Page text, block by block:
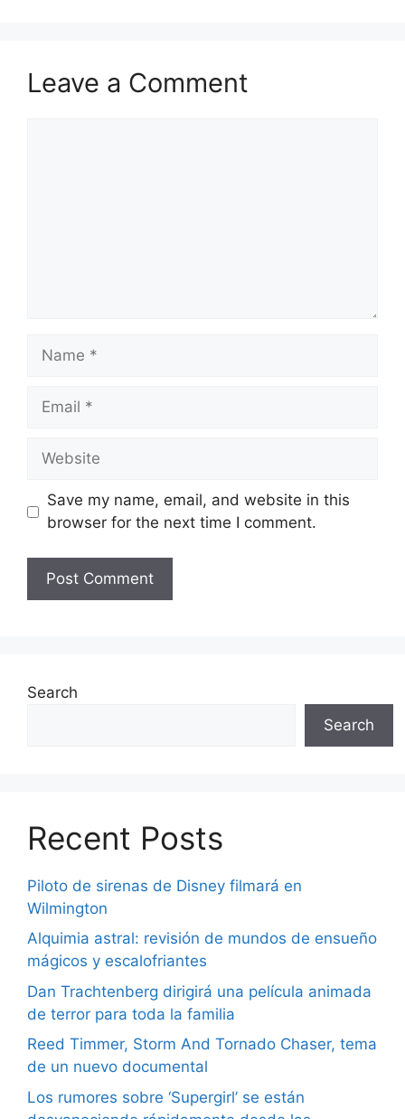
Leave a Comment
Name
Email
Website
Save my name, email, and website in this
browser for the next time I comment.
Search
Search
Recent Posts
Piloto de sirenas de Disney filmará en
Wilmington
Alquimia astral: revisión de mundos de ensueño
mágicos y escalofriantes
Dan Trachtenberg dirigirá una película animada
de terror para toda la familia
Reed Timmer, Storm And Tornado Chaser, tema
de un nuevo documental
Los rumores sobre ‘Supergirl’ se están